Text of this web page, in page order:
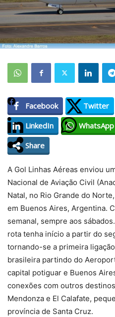
Facebook Twitter
LinkedIn
WhatsApp
Share
A Gol Linhas Aéreas enviou
Nacional de Aviação Civil
Natal, no Rio Grande do
em Buenos Aires, Argentina.
semanal, sempre aos
rota tenha início a partir do
tornando-se a primeira
brasileira partindo do
capital potiguar e Buenos
conexões com outros
Mendonza e El Calafate,
província de Santa Cruz.